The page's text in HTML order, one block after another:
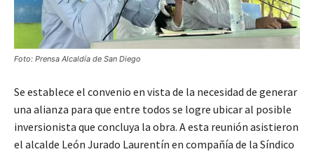
Foto: Prensa Alcaldía de San Diego
Se establece el convenio en vista de la necesidad de generar
una alianza para que entre todos se logre ubicar al posible
inversionista que concluya la obra. A esta reunión asistieron
el alcalde León Jurado Laurentín en compañía de la Síndico